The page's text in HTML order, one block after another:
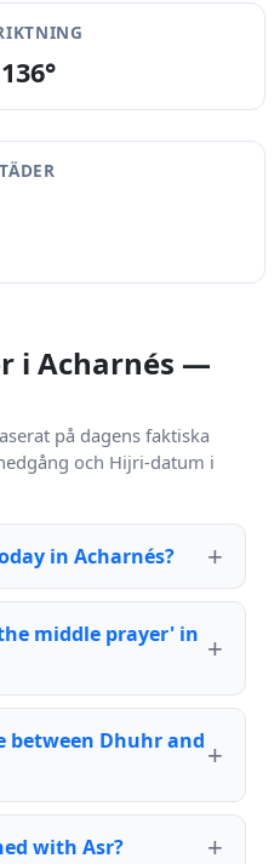
i Acharnés —
på dagens faktiska
och Hijri-datum i
in Acharnés?
middle prayer' in
between Dhuhr and
with Asr?